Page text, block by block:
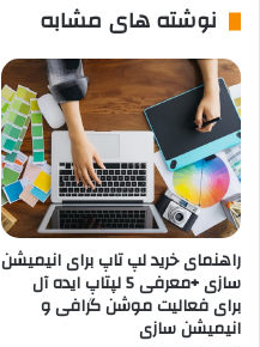
نوشته های مشابه
راهنمای خرید لپ تاپ برای انیمیشن
سازی +معرفی 5 لپتاپ ایده آل
برای فعالیت موشن گرافی و
انیمیشن سازی